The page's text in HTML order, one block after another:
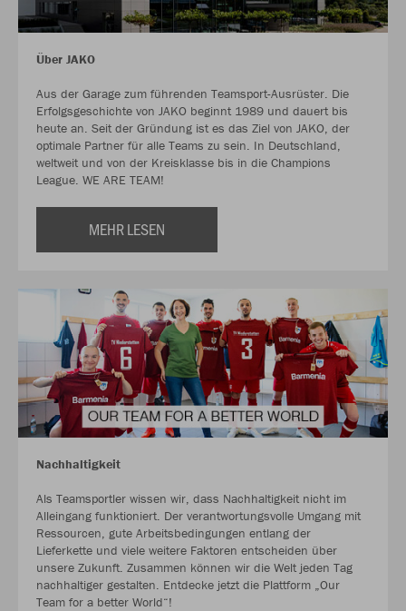
Über JAKO
Aus der Garage zum führenden Teamsport-Ausrüster. Die
Erfolgsgeschichte von JAKO beginnt 1989 und dauert bis
heute an. Seit der Gründung ist es das Ziel von JAKO, der
optimale Partner für alle Teams zu sein. In Deutschland,
weltweit und von der Kreisklasse bis in die Champions
League. WE ARE TEAM!
MEHR LESEN
Nachhaltigkeit
Als Teamsportler wissen wir, dass Nachhaltigkeit nicht im
Alleingang funktioniert. Der verantwortungsvolle Umgang mit
Ressourcen, gute Arbeitsbedingungen entlang der
Lieferkette und viele weitere Faktoren entscheiden über
unsere Zukunft. Zusammen können wir die Welt jeden Tag
nachhaltiger gestalten. Entdecke jetzt die Plattform „Our
Team for a better World“!